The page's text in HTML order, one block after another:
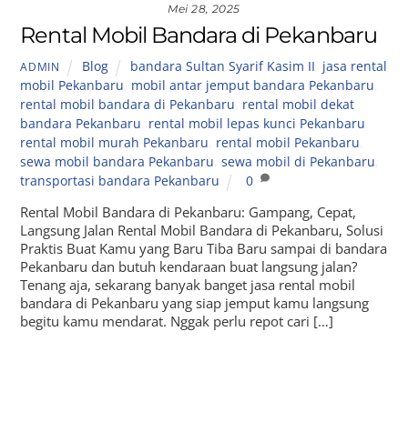
Mei 28, 2025
Rental Mobil Bandara di Pekanbaru
ADMIN Blog bandara Sultan Syarif Kasim II jasa rental
mobil Pekanbaru mobil antar jemput bandara Pekanbaru
rental mobil bandara di Pekanbaru rental mobil dekat
bandara Pekanbaru rental mobil lepas kunci Pekanbaru
rental mobil murah Pekanbaru rental mobil Pekanbaru
sewa mobil bandara Pekanbaru ,sewa mobil di Pekanbaru
transportasi bandara Pekanbaru
0
Rental Mobil Bandara di Pekanbaru: Gampang, Cepat,
Langsung Jalan Rental Mobil Bandara di Pekanbaru, Solusi
Praktis Buat Kamu yang Baru Tiba Baru sampai di bandara
Pekanbaru dan butuh kendaraan buat langsung jalan?
Tenang aja, sekarang banyak banget jasa rental mobil
bandara di Pekanbaru yang siap jemput kamu langsung
begitu kamu mendarat. Nggak perlu repot cari […]